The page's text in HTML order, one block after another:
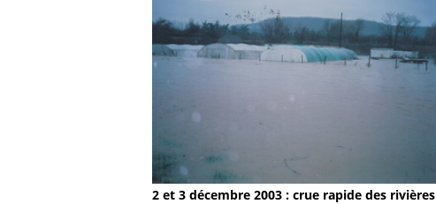
2 et 3 décembre 2003 : crue rapide des rivières